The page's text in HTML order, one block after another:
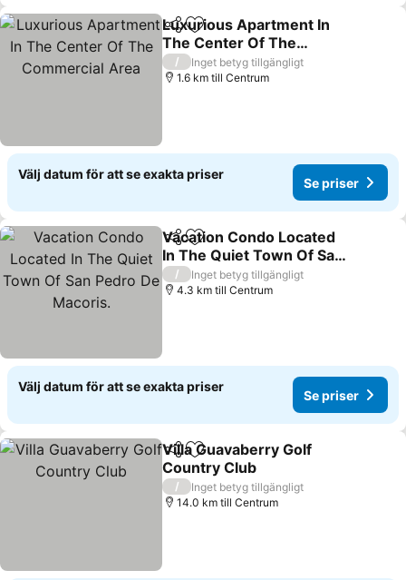
Dela Lägg till i Mina Favoriter
Luxurious Apartment In
The Center Of The
Commercial Area
/
Inget betyg tillgängligt
1.6 km till Centrum
Välj datum för att se exakta priser
Se priser
Dela Lägg till i Mina Favoriter
Vacation Condo Located
In The Quiet Town Of San
Pedro De Macoris.
/
Inget betyg tillgängligt
4.3 km till Centrum
Välj datum för att se exakta priser
Se priser
Dela Lägg till i Mina Favoriter
Villa Guavaberry Golf
Country Club
/
Inget betyg tillgängligt
14.0 km till Centrum